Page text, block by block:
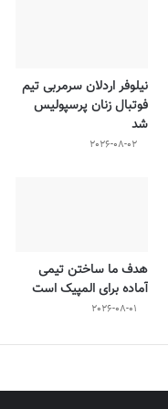
نیلوفر اردلان سرمربی تیم
فوتبال زنان پرسپولیس
شد
2026-08-02
هدف ما ساختن تیمی
آماده برای المپیک است
2026-08-01